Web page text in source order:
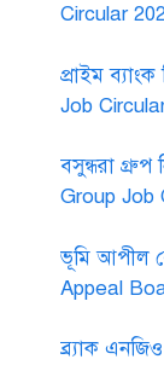
Circular
প্রাইম
Job
বসুন্ধরা
Group Job
ভূমি আপীল
Appeal
ব্র্যাক